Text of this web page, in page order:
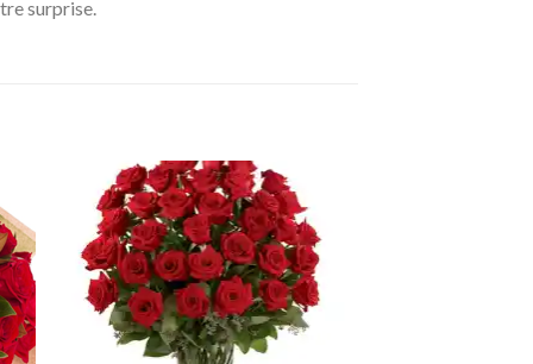
surprise.
Ajouter
à la
wishlist